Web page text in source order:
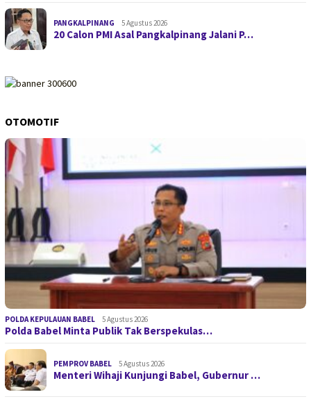
PANGKALPINANG 5 Agustus 2026
20 Calon PMI Asal Pangkalpinang Jalani P…
OTOMOTIF
POLDA KEPULAUAN BABEL 5 Agustus 2026
Polda Babel Minta Publik Tak Berspekulas…
PEMPROV BABEL 5 Agustus 2026
Menteri Wihaji Kunjungi Babel, Gubernur …